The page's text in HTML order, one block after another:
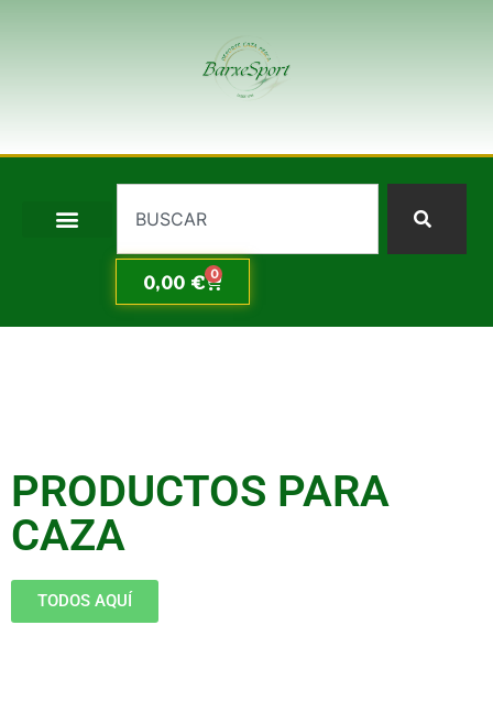
0,00€ 0
PRODUCTOS PARA
CAZA
TODOS AQUÍ